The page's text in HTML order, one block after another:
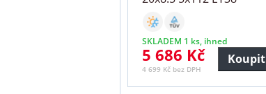
SKLADEM 1 ks, ihned
5 686 Kč
4 699 Kč bez DPH
Koupit